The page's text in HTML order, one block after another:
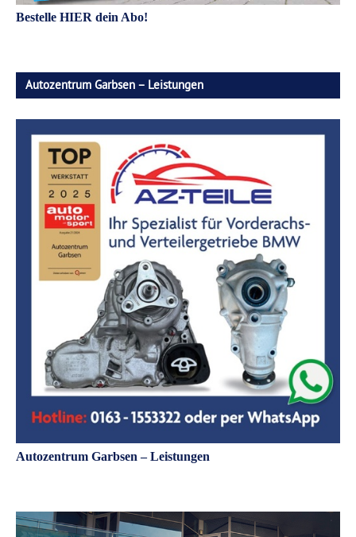
Bestelle HIER dein Abo!
Autozentrum Garbsen – Leistungen
Autozentrum Garbsen – Leistungen